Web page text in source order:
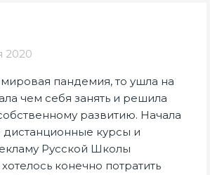
2020
пандемия, то ушла на
чем себя занять и решила
развитию. Начала
дистанционные курсы и
Русской Школы
конечно потратить